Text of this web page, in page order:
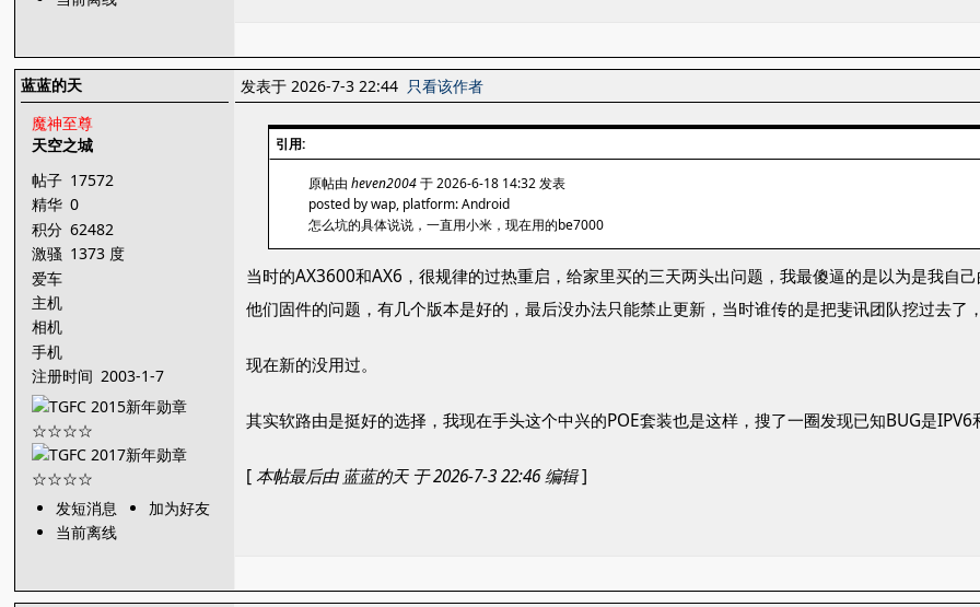
蓝蓝的天
魔神至尊
天空之城
帖子 17572
精华 0
积分 62482
激骚 1373 度
爱车
主机
相机
手机
注册时间 2003-1-7
发短消息
加为好友
当前离线
发表于 2026-7-3 22:44 只看该作者
引用:
原帖由heven2004于 2026-6-18 14:32 发表
posted by wap, platform: Android
怎么坑的具体说说，一直用小米，现在用的be7000
当时的AX3600和AX6，很规律的过热重启，给家里买的三天两头出问题，我最傻逼的是以为是我自
他们固件的问题，有几个版本是好的，最后没办法只能禁止更新，当时谁传的是把斐讯团队挖过去了
现在新的没用过。
其实软路由是挺好的选择，我现在手头这个中兴的POE套装也是这样，搜了一圈发现已知BUG是IPV6
[本帖最后由 蓝蓝的天 于 2026-7-3 22:46 编辑]